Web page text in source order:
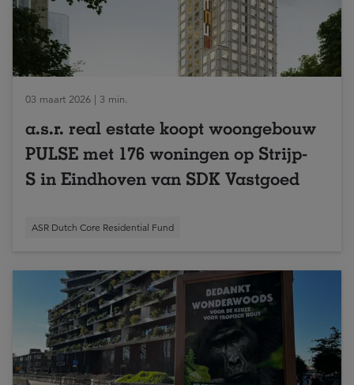
03 maart 2026 | 3 min.
a.s.r. real estate koopt woongebouw
PULSE met 176 woningen op Strijp-
S in Eindhoven van SDK Vastgoed
ASR Dutch Core Residential Fund